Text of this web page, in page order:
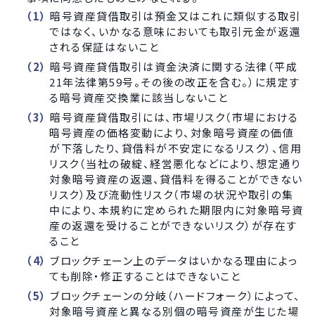
暗号資産貸借取引は預金又はこれに類似する取引
ではなく、いかなる意味においても取引元金が返還
される保証はないこと
暗号資産貸借取引は資金決済に関する法律（平成
21年法律第59号。その後の改正を含む。）に規定す
る暗号資産交換業に該当しないこと
暗号資産貸借取引には、市場リスク（市場における
暗号資産の価格変動により、対象暗号資産の価値
が下落したり、貸借料が不安定になるリスク）、信用
リスク（当社の破綻、経営悪化などにより、想定通り
対象暗号資産の返還、貸借料を得ることができない
リスク）及び流動性リスク（市場の状況や取引の集
中により、本規約に定められた期限内に対象暗号資
産の返還を受けることができないリスク）が存在す
ること
ブロックチェーン上のデータはいかなる理由によっ
ても削除・修正することはできないこと
ブロックチェーンの分岐（ハードフォーク）によって、
対象暗号資産と異なる別個の暗号資産が生じた場